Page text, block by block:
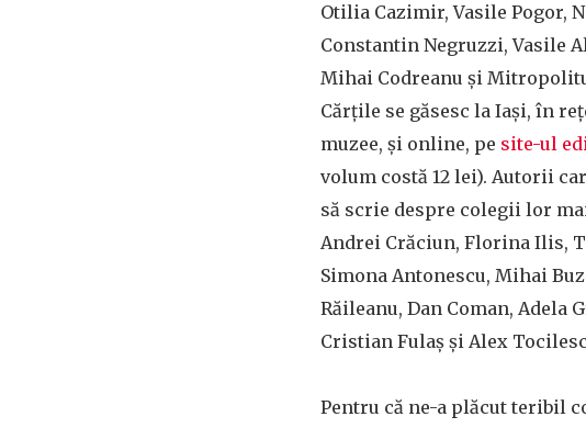
Otilia Cazimir, Vasile Pogor,
Constantin Negruzzi, Vasile
Mihai Codreanu și
Cărțile se găsesc la Iași, în
muzee, și online, pe site-ul
volum costă 12 lei). Autorii
să scrie despre colegii lor
Andrei Crăciun, Florina Ilis,
Simona Antonescu, Mihai
Răileanu, Dan Coman, Adela
Cristian Fulaș și Alex
Pentru că ne-a plăcut teribil